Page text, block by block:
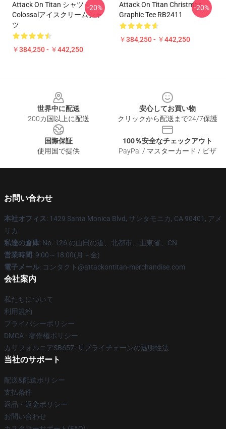
Attack On Titan シャツ -
Colossalアイスクリームシャ
ツ
￥384,250 - ￥442,250
-20%
Attack On Titan Christmas
Graphic Tee RB2411
￥384,250 - ￥442,250
-20%
世界中に配送
200カ国以上に配送
安心してお買い物
クリックから配送まで24/7保護
国際保証
使用国で提供
100％安全なチェックアウト
PayPal / マスターカード / ビザ
お問い合わせ
本社オフィス: 1429 Santa Monica Blvd, サンタモニカ, CA 90401, アメ
リカ
私達の倉庫: No. 126 の山田の道、北都市、山東省、CN
営業時間: 9:00～18:00(月～金)
電子メール: コンタクト@attackontitan-merchandise.com
会社案内
私たちについて
利用規約
プライバシーポリシー
DMCA - 著作権ポリシー
カリフォルニアSB657: サプライチェーンの透明性法
当社のサポート
配送&配送ポリシー
支払条件
返品・返金ポリシー
お問い合わせ